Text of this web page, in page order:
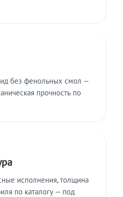
без фенольных смол —
прочность по
исполнения, толщина
по каталогу — под